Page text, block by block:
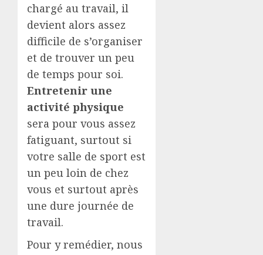
chargé au travail, il
devient alors assez
difficile de s’organiser
et de trouver un peu
de temps pour soi.
Entretenir une
activité physique
sera pour vous assez
fatiguant, surtout si
votre salle de sport est
un peu loin de chez
vous et surtout après
une dure journée de
travail.
Pour y remédier, nous